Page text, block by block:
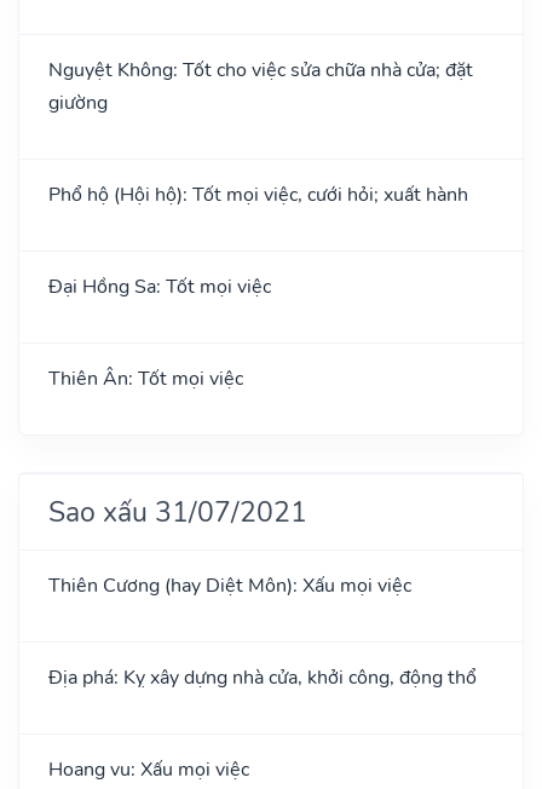
Nguyệt Không: Tốt cho việc sửa chữa nhà cửa; đặt
giường
Phổ hộ (Hội hộ): Tốt mọi việc, cưới hỏi; xuất hành
Đại Hồng Sa: Tốt mọi việc
Thiên Ân: Tốt mọi việc
Sao xấu 31/07/2021
Thiên Cương (hay Diệt Môn): Xấu mọi việc
Địa phá: Kỵ xây dựng nhà cửa, khởi công, động thổ
Hoang vu: Xấu mọi việc